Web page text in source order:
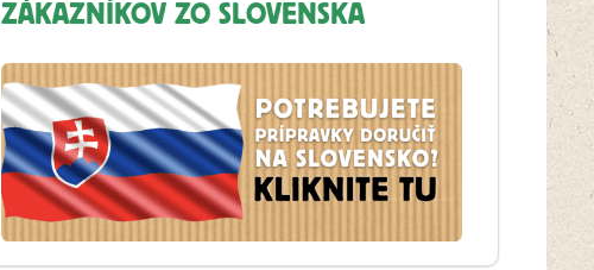
ZÁKAZNÍKOV ZO SLOVENSKA